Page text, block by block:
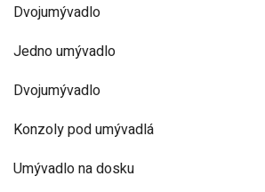
Dvojumývadlo
Jedno umývadlo
Dvojumývadlo
Konzoly pod umývadlá
Umývadlo na dosku